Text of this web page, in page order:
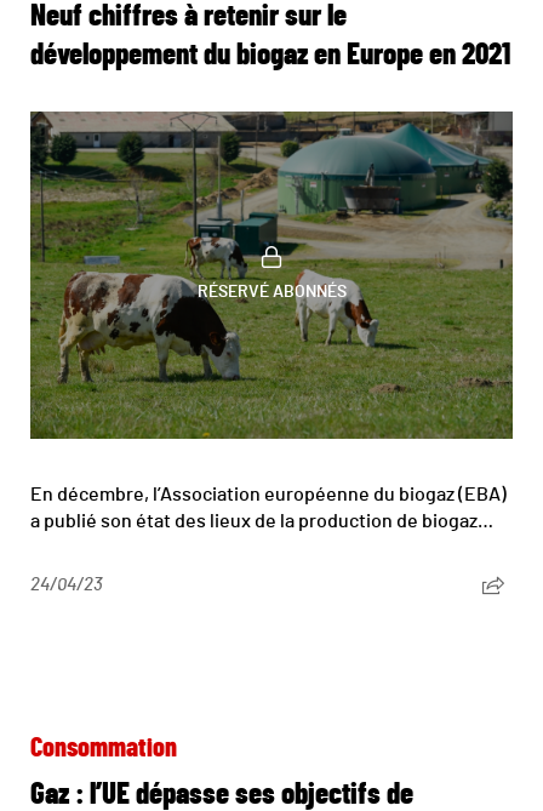
Neuf chiffres à retenir sur le
développement du biogaz en Europe en 2021
RÉSERVÉ ABONNÉS
En décembre, l’Association européenne du biogaz (EBA)
a publié son état des lieux de la production de biogaz…
24/04/23
Consommation
Gaz : l’UE dépasse ses objectifs de